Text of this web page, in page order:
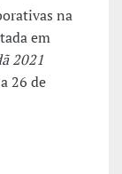
na
em
2021
26 de